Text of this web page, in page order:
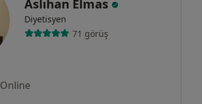
Aslıhan Elmas
Diyetisyen
71 görüş
Online